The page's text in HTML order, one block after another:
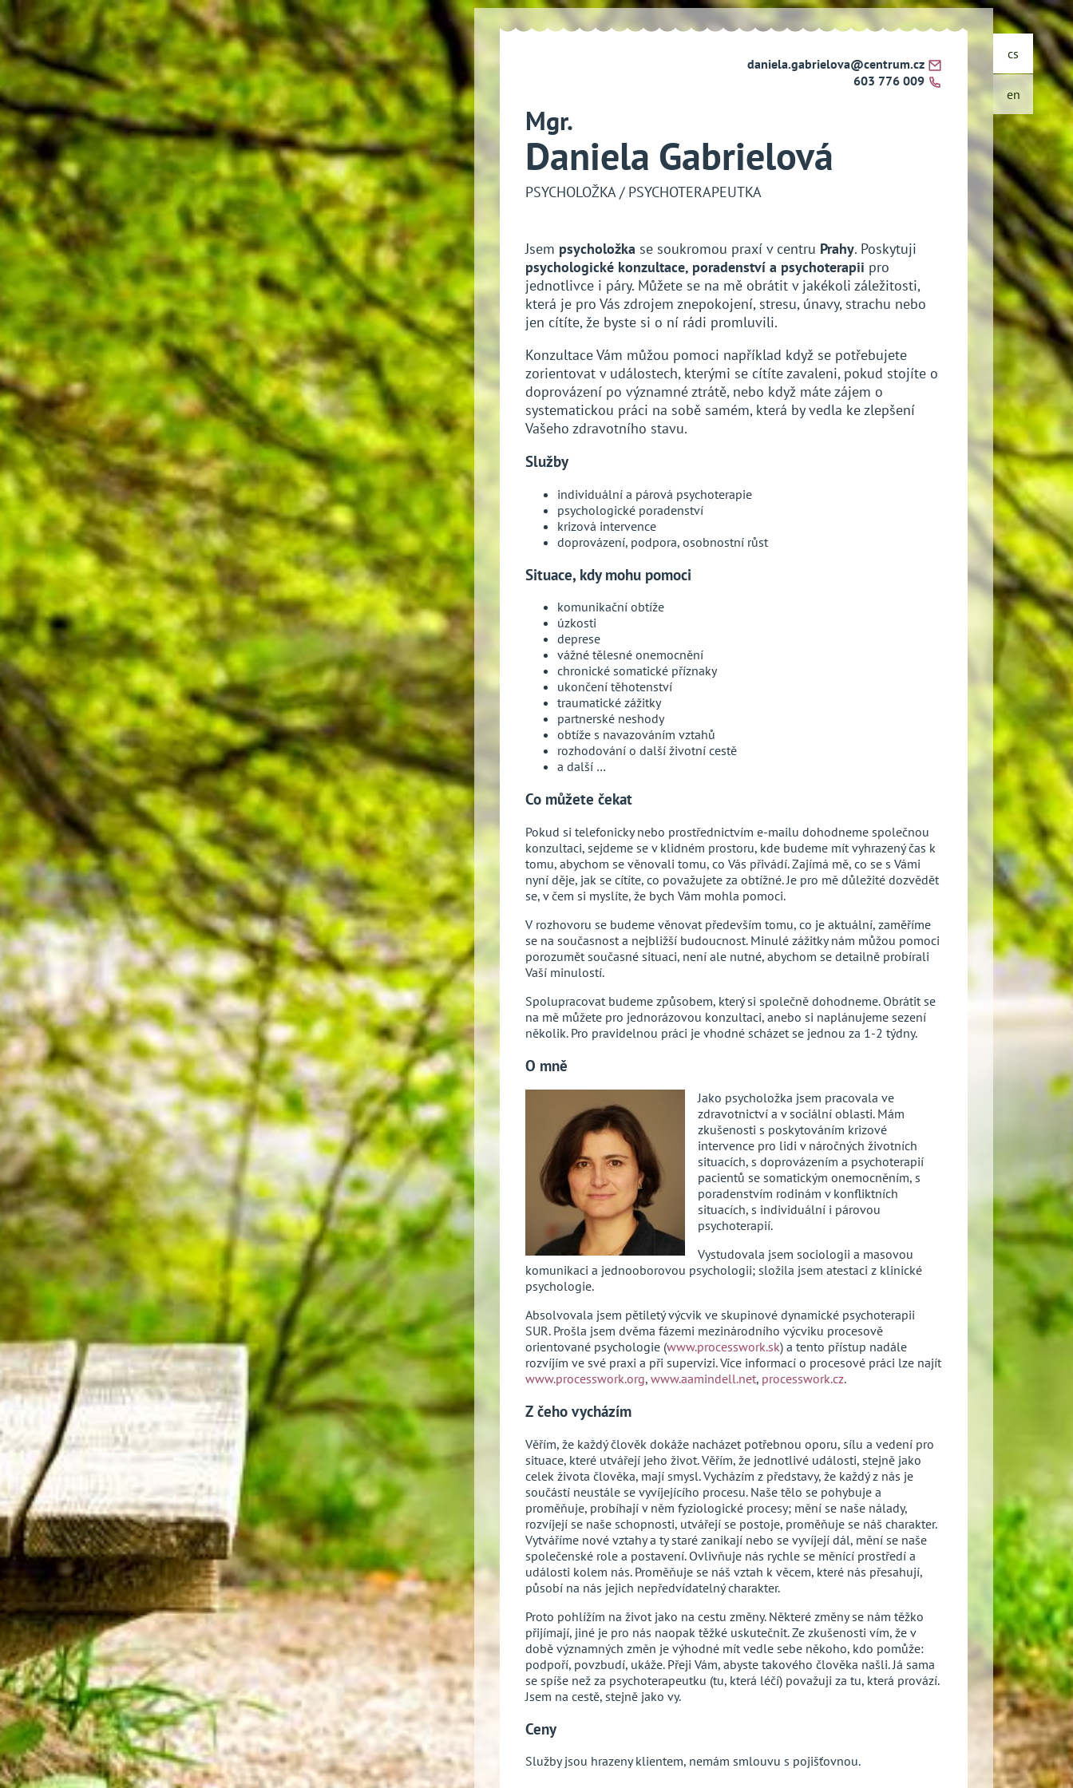
cs
en
daniela.gabrielova@centrum.cz
603 776 009
Mgr.
Daniela Gabrielová
PSYCHOLOŽKA / PSYCHOTERAPEUTKA
Jsem psycholožka se soukromou praxí v centru Prahy. Poskytuji
psychologické konzultace, poradenství a psychoterapii pro
jednotlivce i páry. Můžete se na mě obrátit v jakékoli záležitosti,
která je pro Vás zdrojem znepokojení, stresu, únavy, strachu nebo
jen cítíte, že byste si o ní rádi promluvili.
Konzultace Vám můžou pomoci například když se potřebujete
zorientovat v událostech, kterými se cítíte zavaleni, pokud stojíte o
doprovázení po významné ztrátě, nebo když máte zájem o
systematickou práci na sobě samém, která by vedla ke zlepšení
Vašeho zdravotního stavu.
Služby
individuální a párová psychoterapie
psychologické poradenství
krizová intervence
doprovázení, podpora, osobnostní růst
Situace, kdy mohu pomoci
komunikační obtíže
úzkosti
deprese
vážné tělesné onemocnění
chronické somatické příznaky
ukončení těhotenství
traumatické zážitky
partnerské neshody
obtíže s navazováním vztahů
rozhodování o další životní cestě
a další …
Co můžete čekat
Pokud si telefonicky nebo prostřednictvím e-mailu dohodneme společnou
konzultaci, sejdeme se v klidném prostoru, kde budeme mít vyhrazený čas k
tomu, abychom se věnovali tomu, co Vás přivádí. Zajímá mě, co se s Vámi
nyní děje, jak se cítíte, co považujete za obtížné. Je pro mě důležité dozvědět
se, v čem si myslíte, že bych Vám mohla pomoci.
V rozhovoru se budeme věnovat především tomu, co je aktuální, zaměříme
se na současnost a nejbližší budoucnost. Minulé zážitky nám můžou pomoci
porozumět současné situaci, není ale nutné, abychom se detailně probírali
Vaší minulostí.
Spolupracovat budeme způsobem, který si společně dohodneme. Obrátit se
na mě můžete pro jednorázovou konzultaci, anebo si naplánujeme sezení
několik. Pro pravidelnou práci je vhodné scházet se jednou za 1-2 týdny.
O mně
Jako psycholožka jsem pracovala ve
zdravotnictví a v sociální oblasti. Mám
zkušenosti s poskytováním krizové
intervence pro lidi v náročných životních
situacích, s doprovázením a psychoterapií
pacientů se somatickým onemocněním, s
poradenstvím rodinám v konfliktních
situacích, s individuální i párovou
psychoterapií.
Vystudovala jsem sociologii a masovou
komunikaci a jednooborovou psychologii; složila jsem atestaci z klinické
psychologie.
Absolvovala jsem pětiletý výcvik ve skupinové dynamické psychoterapii
SUR. Prošla jsem dvěma fázemi mezinárodního výcviku procesově
orientované psychologie (www.processwork.sk) a tento přístup nadále
rozvíjím ve své praxi a při supervizi. Více informací o procesové práci lze najít
www.processwork.org, www.aamindell.net, processwork.cz.
Z čeho vycházím
Věřím, že každý člověk dokáže nacházet potřebnou oporu, sílu a vedení pro
situace, které utvářejí jeho život. Věřím, že jednotlivé události, stejně jako
celek života člověka, mají smysl. Vycházím z představy, že každý z nás je
součástí neustále se vyvíjejícího procesu. Naše tělo se pohybuje a
proměňuje, probíhají v něm fyziologické procesy; mění se naše nálady,
rozvíjejí se naše schopnosti, utvářejí se postoje, proměňuje se náš charakter.
Vytváříme nové vztahy a ty staré zanikají nebo se vyvíjejí dál, mění se naše
společenské role a postavení. Ovlivňuje nás rychle se měnící prostředí a
události kolem nás. Proměňuje se náš vztah k věcem, které nás přesahují,
působí na nás jejich nepředvídatelný charakter.
Proto pohlížím na život jako na cestu změny. Některé změny se nám těžko
přijímají, jiné je pro nás naopak těžké uskutečnit. Ze zkušenosti vím, že v
době významných změn je výhodné mít vedle sebe někoho, kdo pomůže:
podpoří, povzbudí, ukáže. Přeji Vám, abyste takového člověka našli. Já sama
se spíše než za psychoterapeutku (tu, která léčí) považuji za tu, která provází.
Jsem na cestě, stejně jako vy.
Ceny
Služby jsou hrazeny klientem, nemám smlouvu s pojišťovnou.